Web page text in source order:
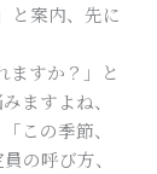
と案内、先に
ますか？」と
ますよね、
この季節、
の呼び方、